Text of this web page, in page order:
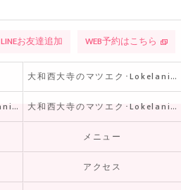
LINEお友達追加 WEB予約はこちら
大和西大寺のマツエク･Lokelaniの口コミ情報
大和西大寺のマツエク･Lokelaniの評判 大和西大寺のマツエク･Lokelaniのお客様の声
メニュー
アクセス